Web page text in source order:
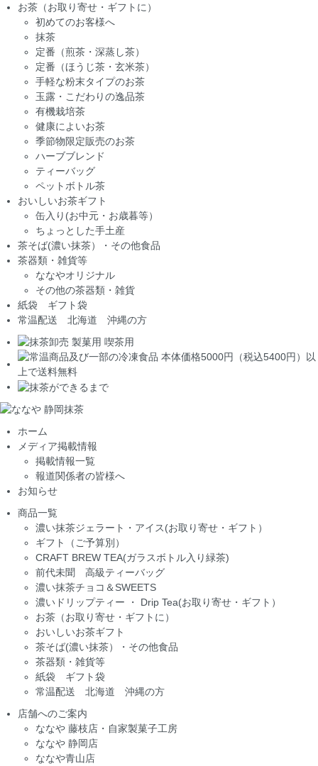
お茶（お取り寄せ・ギフトに）
初めてのお客様へ
抹茶
定番（煎茶・深蒸し茶）
定番（ほうじ茶・玄米茶）
手軽な粉末タイプのお茶
玉露・こだわりの逸品茶
有機栽培茶
健康によいお茶
季節物限定販売のお茶
ハーブブレンド
ティーバッグ
ペットボトル茶
おいしいお茶ギフト
缶入り(お中元・お歳暮等）
ちょっとした手土産
茶そば(濃い抹茶）・その他食品
茶器類・雑貨等
ななやオリジナル
その他の茶器類・雑貨
紙袋 ギフト袋
常温配送 北海道 沖縄の方
ホーム
メディア掲載情報
掲載情報一覧
報道関係者の皆様へ
お知らせ
商品一覧
濃い抹茶ジェラート・アイス(お取り寄せ・ギフト）
ギフト（ご予算別）
CRAFT BREW TEA(ガラスボトル入り緑茶)
前代未聞 高級ティーバッグ
濃い抹茶チョコ＆SWEETS
濃いドリップティー ・ Drip Tea(お取り寄せ・ギフト）
お茶（お取り寄せ・ギフトに）
おいしいお茶ギフト
茶そば(濃い抹茶）・その他食品
茶器類・雑貨等
紙袋 ギフト袋
常温配送 北海道 沖縄の方
店舗へのご案内
ななや 藤枝店・自家製菓子工房
ななや 静岡店
ななや青山店